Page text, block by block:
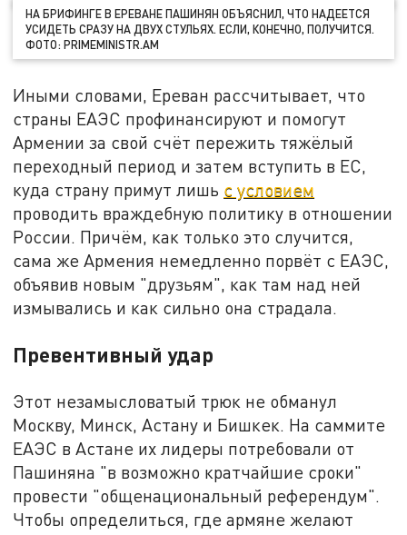
НА БРИФИНГЕ В ЕРЕВАНЕ ПАШИНЯН ОБЪЯСНИЛ, ЧТО НАДЕЕТСЯ
УСИДЕТЬ СРАЗУ НА ДВУХ СТУЛЬЯХ. ЕСЛИ, КОНЕЧНО, ПОЛУЧИТСЯ.
ФОТО: PRIMEMINISTR.AM
Иными словами, Ереван рассчитывает, что
страны ЕАЭС профинансируют и помогут
Армении за свой счёт пережить тяжёлый
переходный период и затем вступить в ЕС,
куда страну примут лишь с условием
проводить враждебную политику в отношении
России. Причём, как только это случится,
сама же Армения немедленно порвёт с ЕАЭС,
объявив новым "друзьям", как там над ней
измывались и как сильно она страдала.
Превентивный удар
Этот незамысловатый трюк не обманул
Москву, Минск, Астану и Бишкек. На саммите
ЕАЭС в Астане их лидеры потребовали от
Пашиняна "в возможно кратчайшие сроки"
провести "общенациональный референдум".
Чтобы определиться, где армяне желают